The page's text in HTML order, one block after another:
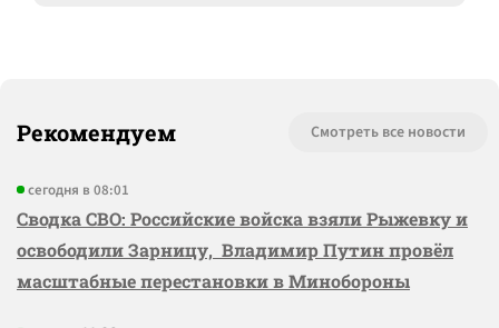
Рекомендуем Смотреть все новости
сегодня в 08:01
Сводка СВО: Российские войска взяли Рыжевку и
освободили Зарницу, Владимир Путин провёл
масштабные перестановки в Минобороны